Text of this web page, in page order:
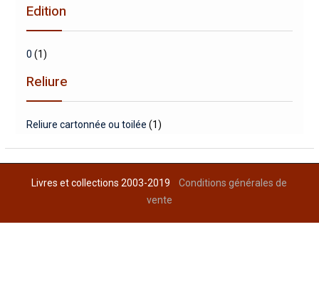
Edition
0 (1)
Reliure
Reliure cartonnée ou toilée (1)
Livres et collections 2003-2019Conditions générales de
vente